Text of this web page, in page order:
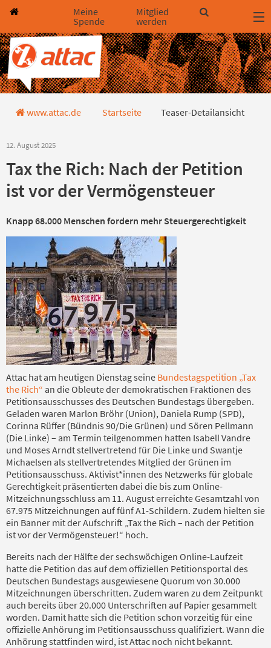
Direkt zum Hauptinhalt springen
Direkt zur Haupt-Navigation springen
Direkt zur Service-Navigation springen
Direkt zur Footer-Navigation springen
Direkt zum Footerinhalt springen
Meine
Spende
Mitglied
werden
Teaser-Detailansicht
www.attac.de Startseite Teaser-Detailansicht
12. August 2025
Tax the Rich: Nach der Petition
ist vor der Vermögensteuer
Knapp 68.000 Menschen fordern mehr Steuergerechtigkeit
Attac hat am heutigen Dienstag seine Bundestagspetition „Tax
the Rich“ an die Obleute der demokratischen Fraktionen des
Petitionsausschusses des Deutschen Bundestags übergeben.
Geladen waren Marlon Bröhr (Union), Daniela Rump (SPD),
Corinna Rüffer (Bündnis 90/Die Grünen) und Sören Pellmann
(Die Linke) – am Termin teilgenommen hatten Isabell Vandre
und Moses Arndt stellvertretend für Die Linke und Swantje
Michaelsen als stellvertretendes Mitglied der Grünen im
Petitionsausschuss. Aktivist*innen des Netzwerks für globale
Gerechtigkeit präsentierten dabei die bis zum Online-
Mitzeichnungsschluss am 11. August erreichte Gesamtzahl von
67.975 Mitzeichnungen auf fünf A1-Schildern. Zudem hielten sie
ein Banner mit der Aufschrift „Tax the Rich – nach der Petition
ist vor der Vermögensteuer!“ hoch.
Bereits nach der Hälfte der sechswöchigen Online-Laufzeit
hatte die Petition das auf dem offiziellen Petitionsportal des
Deutschen Bundestags ausgewiesene Quorum von 30.000
Mitzeichnungen überschritten. Zudem waren zu dem Zeitpunkt
auch bereits über 20.000 Unterschriften auf Papier gesammelt
worden. Damit hatte sich die Petition schon vorzeitig für eine
offizielle Anhörung im Petitionsausschuss qualifiziert. Wann die
Anhörung stattfinden wird, ist Attac noch nicht bekannt.